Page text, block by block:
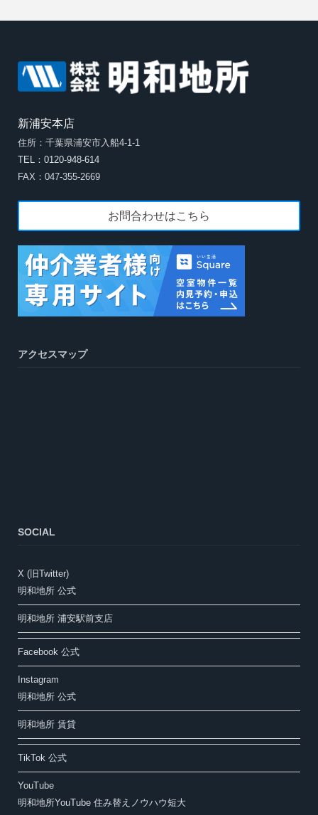
新浦安本店
住所：千葉県浦安市入船4-1-1
TEL：0120-948-614
FAX：047-355-2669
お問合わせはこちら
アクセスマップ
SOCIAL
X (旧Twitter)
明和地所 公式
明和地所 浦安駅前支店
Facebook 公式
Instagram
明和地所 公式
明和地所 賃貸
TikTok 公式
YouTube
明和地所YouTube 住み替えノウハウ短大